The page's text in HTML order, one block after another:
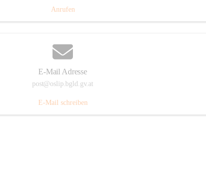
Anrufen
E-Mail Adresse
post@oslip.bgld.gv.at
E-Mail schreiben